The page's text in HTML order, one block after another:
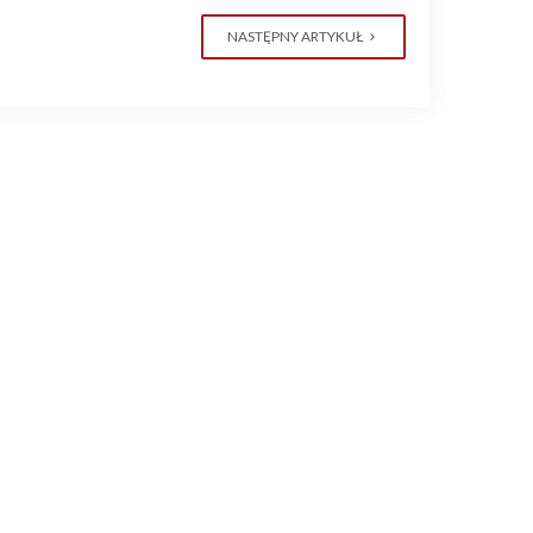
NASTĘPNY ARTYKUŁ